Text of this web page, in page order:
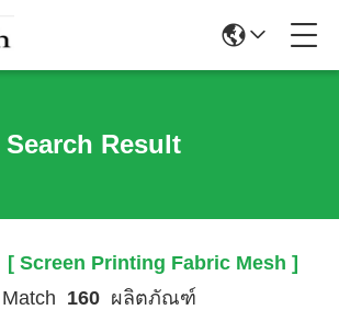
Search Result
[ Screen Printing Fabric Mesh ]
Match 160ผลิตภัณฑ์